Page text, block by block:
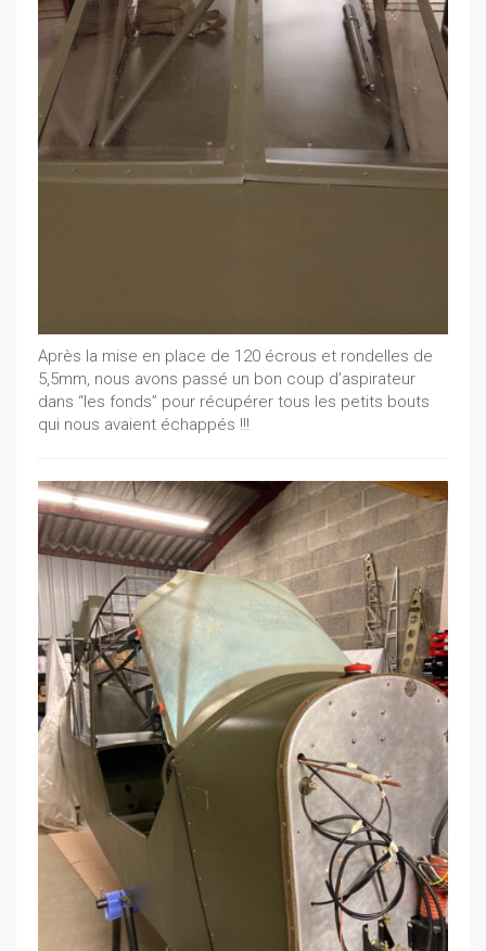
Après la mise en place de 120 écrous et rondelles de
5,5mm, nous avons passé un bon coup d’aspirateur
dans “les fonds” pour récupérer tous les petits bouts
qui nous avaient échappés !!!